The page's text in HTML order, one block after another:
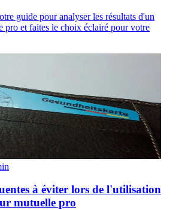
guide pour analyser les résultats d'un
pro et faites le choix éclairé pour votre
à éviter lors de l'utilisation
mutuelle pro